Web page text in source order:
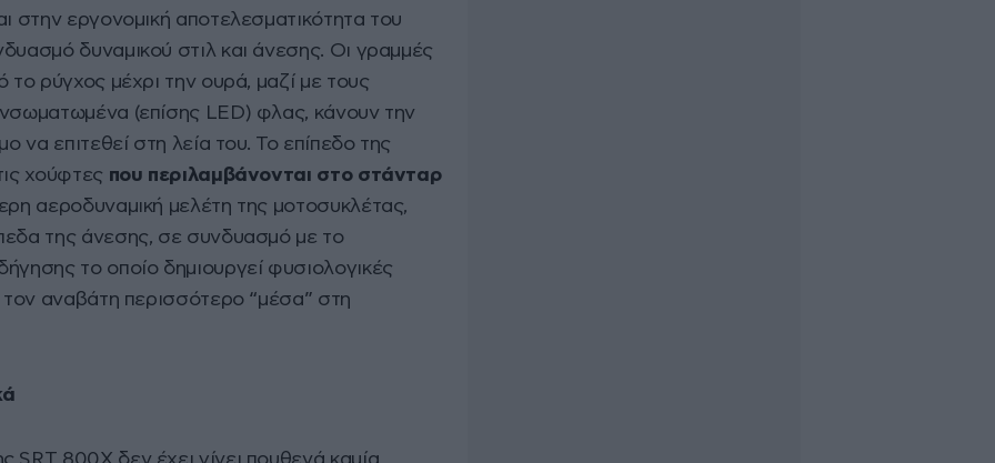
στην εργονομική αποτελεσματικότητα του
δυναμικού στιλ και άνεσης. Οι γραμμές
το ρύγχος μέχρι την ουρά, μαζί με τους
(επίσης LED) φλας, κάνουν την
να επιτεθεί στη λεία του. Το επίπεδο της
χούφτες που περιλαμβάνονται στο στάνταρ
αεροδυναμική μελέτη της μοτοσυκλέτας,
της άνεσης, σε συνδυασμό με το
το οποίο δημιουργεί φυσιολογικές
τον αναβάτη περισσότερο “μέσα” στη